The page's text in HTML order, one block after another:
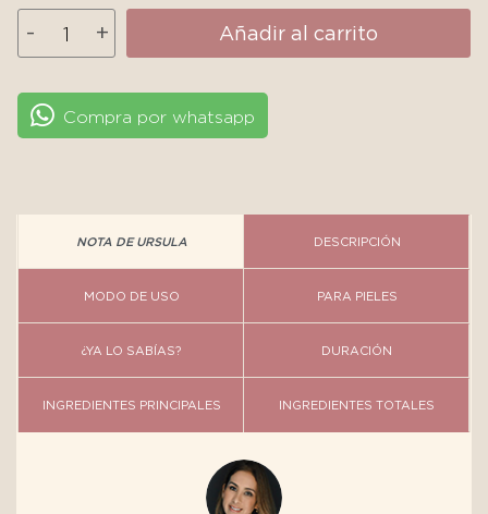
Mask
Pigment
+
- Añadir al carrito
Compra por whatsapp
NOTA DE URSULA DESCRIPCIÓN
MODO DE USO PARA PIELES
¿YA LO SABÍAS? DURACIÓN
INGREDIENTES PRINCIPALES INGREDIENTES TOTALES